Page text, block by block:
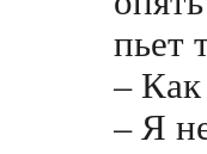
пьет
–
– Я